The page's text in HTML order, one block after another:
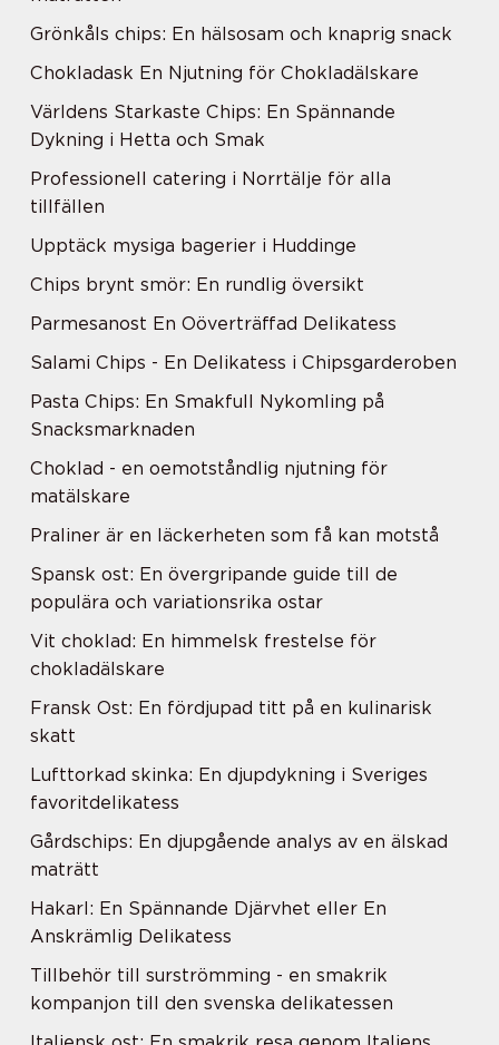
Grönkåls chips: En hälsosam och knaprig snack
Chokladask En Njutning för Chokladälskare
Världens Starkaste Chips: En Spännande
Dykning i Hetta och Smak
Professionell catering i Norrtälje för alla
tillfällen
Upptäck mysiga bagerier i Huddinge
Chips brynt smör: En rundlig översikt
Parmesanost En Oöverträffad Delikatess
Salami Chips - En Delikatess i Chipsgarderoben
Pasta Chips: En Smakfull Nykomling på
Snacksmarknaden
Choklad - en oemotståndlig njutning för
matälskare
Praliner är en läckerheten som få kan motstå
Spansk ost: En övergripande guide till de
populära och variationsrika ostar
Vit choklad: En himmelsk frestelse för
chokladälskare
Fransk Ost: En fördjupad titt på en kulinarisk
skatt
Lufttorkad skinka: En djupdykning i Sveriges
favoritdelikatess
Gårdschips: En djupgående analys av en älskad
maträtt
Hakarl: En Spännande Djärvhet eller En
Anskrämlig Delikatess
Tillbehör till surströmming - en smakrik
kompanjon till den svenska delikatessen